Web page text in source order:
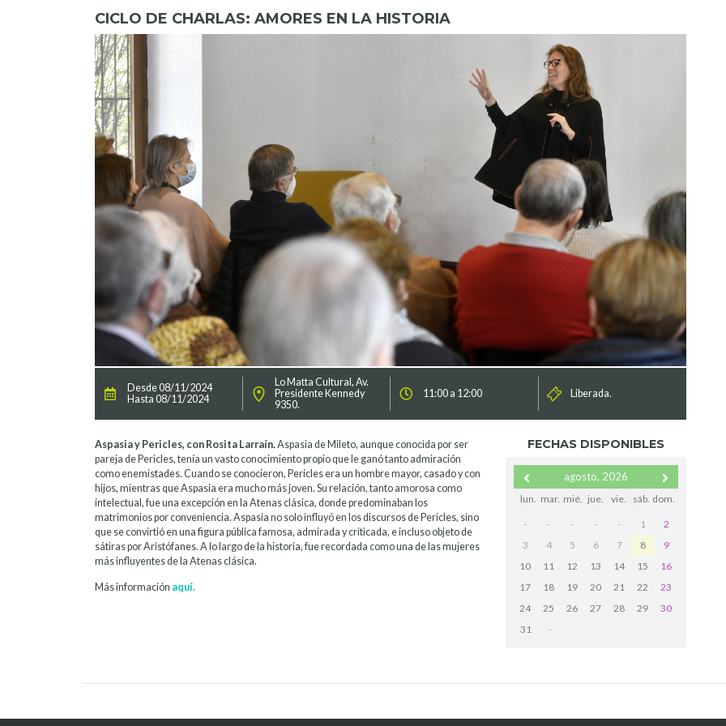
CICLO DE CHARLAS: AMORES EN LA HISTORIA
Desde 08/11/2024
Hasta 08/11/2024
Lo Matta Cultural, Av.
Presidente Kennedy
9350.
11:00 a 12:00 Liberada.
Aspasia y Pericles, con Rosita Larraín.Aspasia de Mileto, aunque conocida por ser
pareja de Pericles, tenía un vasto conocimiento propio que le ganó tanto admiración
como enemistades. Cuando se conocieron, Pericles era un hombre mayor, casado y con
hijos, mientras que Aspasia era mucho más joven. Su relación, tanto amorosa como
intelectual, fue una excepción en la Atenas clásica, donde predominaban los
matrimonios por conveniencia. Aspasia no solo influyó en los discursos de Pericles, sino
que se convirtió en una figura pública famosa, admirada y criticada, e incluso objeto de
sátiras por Aristófanes. A lo largo de la historia, fue recordada como una de las mujeres
más influyentes de la Atenas clásica.
Más información aquí.
FECHAS DISPONIBLES
agosto, 2026
lun. mar. mié. jue. vie. sáb. dom.
- - - - - 1
2
3
4 5 6 7 8
9
10
11 12 13 14 15
16
17
18 19 20 21 22
23
24
25 26 27 28 29
30
31
-